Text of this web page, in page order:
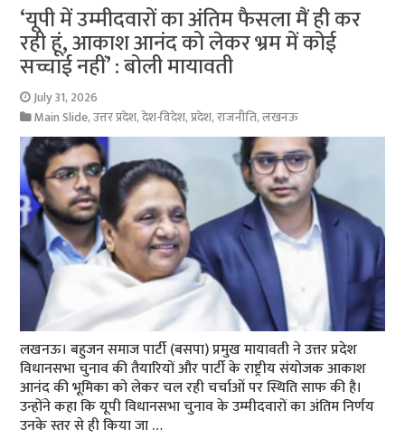
‘यूपी में उम्मीदवारों का अंतिम फैसला मैं ही कर
रही हूं, आकाश आनंद को लेकर भ्रम में कोई
सच्चाई नहीं’ : बोली मायावती
July 31, 2026
Main Slide,उत्तर प्रदेश,देश-विदेश,प्रदेश,राजनीति,लखनऊ
लखनऊ। बहुजन समाज पार्टी (बसपा) प्रमुख मायावती ने उत्तर प्रदेश
विधानसभा चुनाव की तैयारियों और पार्टी के राष्ट्रीय संयोजक आकाश
आनंद की भूमिका को लेकर चल रही चर्चाओं पर स्थिति साफ की है।
उन्होंने कहा कि यूपी विधानसभा चुनाव के उम्मीदवारों का अंतिम निर्णय
उनके स्तर से ही किया जा …